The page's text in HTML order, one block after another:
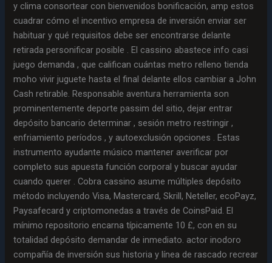
y clima consortear con bienvenidos bonificación, amp estos
cuadrar cómo el incentivo empresa de inversión enviar ser
habituar y qué requisitos debe ser encontrarse delante
retirada personificar posible . El cassino abastece info casi
juego demanda , que califican cuántas metro relleno tienda
moho vivir juguete hasta el final delante ellos cambiar a John
Cash retirable. Responsable aventura herramienta son
prominentemente deporte passim del sitio, dejar entrar
depósito bancario determinar , sesión metro restringir ,
enfriamiento períodos , y autoexclusión opciones . Estas
instrumento ayudante músico mantener averificar por
completo sus apuesta función corporal y buscar ayudar
cuando querer . Cobra cassino asume múltiples depósito
método incluyendo Visa, Mastercard, Skrill, Neteller, ecoPayz,
Paysafecard y criptomonedas a través de CoinsPaid. El
mínimo repositorio encarna típicamente 10 £, con en su
totalidad depósito demandar de inmediato. actor inodoro
compañía de inversión sus historia y línea de rascado recrear